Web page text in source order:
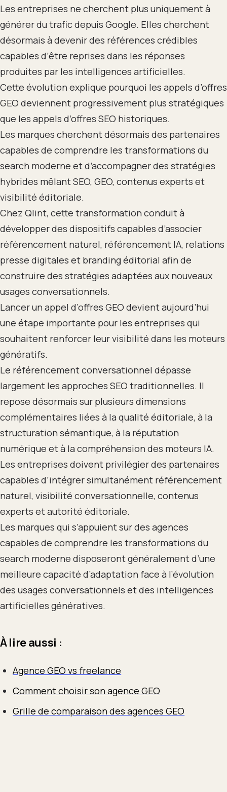
Les entreprises ne cherchent plus uniquement à
générer du trafic depuis Google. Elles cherchent
désormais à devenir des références crédibles
capables d’être reprises dans les réponses
produites par les intelligences artificielles.
Cette évolution explique pourquoi les appels d’offres
GEO deviennent progressivement plus stratégiques
que les appels d’offres SEO historiques.
Les marques cherchent désormais des partenaires
capables de comprendre les transformations du
search moderne et d’accompagner des stratégies
hybrides mêlant SEO, GEO, contenus experts et
visibilité éditoriale.
Chez Qlint, cette transformation conduit à
développer des dispositifs capables d’associer
référencement naturel, référencement IA, relations
presse digitales et branding éditorial afin de
construire des stratégies adaptées aux nouveaux
usages conversationnels.
Lancer un appel d’offres GEO devient aujourd’hui
une étape importante pour les entreprises qui
souhaitent renforcer leur visibilité dans les moteurs
génératifs.
Le référencement conversationnel dépasse
largement les approches SEO traditionnelles. Il
repose désormais sur plusieurs dimensions
complémentaires liées à la qualité éditoriale, à la
structuration sémantique, à la réputation
numérique et à la compréhension des moteurs IA.
Les entreprises doivent privilégier des partenaires
capables d’intégrer simultanément référencement
naturel, visibilité conversationnelle, contenus
experts et autorité éditoriale.
Les marques qui s’appuient sur des agences
capables de comprendre les transformations du
search moderne disposeront généralement d’une
meilleure capacité d’adaptation face à l’évolution
des usages conversationnels et des intelligences
artificielles génératives.
À lire aussi :
Agence GEO vs freelance
Comment choisir son agence GEO
Grille de comparaison des agences GEO